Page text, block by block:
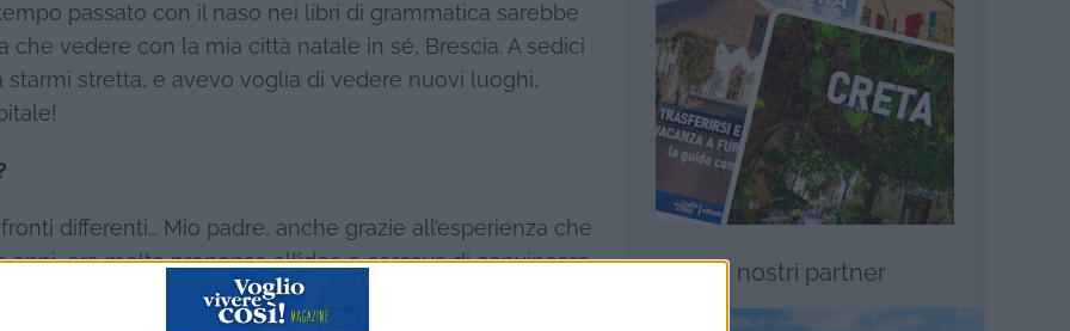
passato con il naso nei libri di grammatica sarebbe
vedere con la mia città natale in sé, Brescia. A sedici
stretta, e avevo voglia di vedere nuovi luoghi,
differenti… Mio padre, anche grazie all’esperienza che
era molto propenso all’idea e cercava di convincere
soprattutto al pensiero di doversi separare per un
I nostri partner